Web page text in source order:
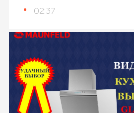
02:37